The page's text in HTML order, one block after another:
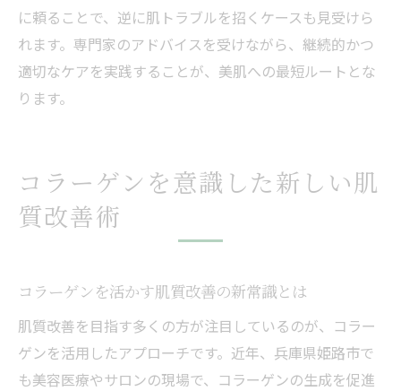
に頼ることで、逆に肌トラブルを招くケースも見受けら
れます。専門家のアドバイスを受けながら、継続的かつ
適切なケアを実践することが、美肌への最短ルートとな
ります。
コラーゲンを意識した新しい肌
質改善術
コラーゲンを活かす肌質改善の新常識とは
肌質改善を目指す多くの方が注目しているのが、コラー
ゲンを活用したアプローチです。近年、兵庫県姫路市で
も美容医療やサロンの現場で、コラーゲンの生成を促進